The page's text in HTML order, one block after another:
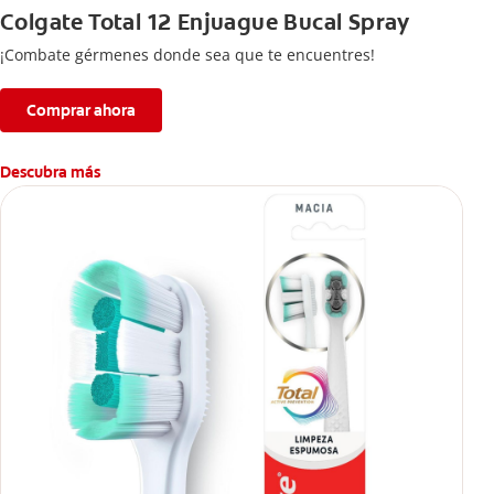
Colgate Total 12 Enjuague Bucal Spray
¡Combate gérmenes donde sea que te encuentres!
Comprar ahora
Descubra más